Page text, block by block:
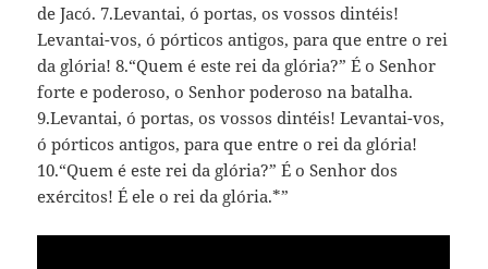
de Jacó. 7.Levantai, ó portas, os vossos dintéis!
Levantai-vos, ó pórticos antigos, para que entre o rei
da glória! 8.“Quem é este rei da glória?” É o Senhor
forte e poderoso, o Senhor poderoso na batalha.
9.Levantai, ó portas, os vossos dintéis! Levantai-vos,
ó pórticos antigos, para que entre o rei da glória!
10.“Quem é este rei da glória?” É o Senhor dos
exércitos! É ele o rei da glória.*”